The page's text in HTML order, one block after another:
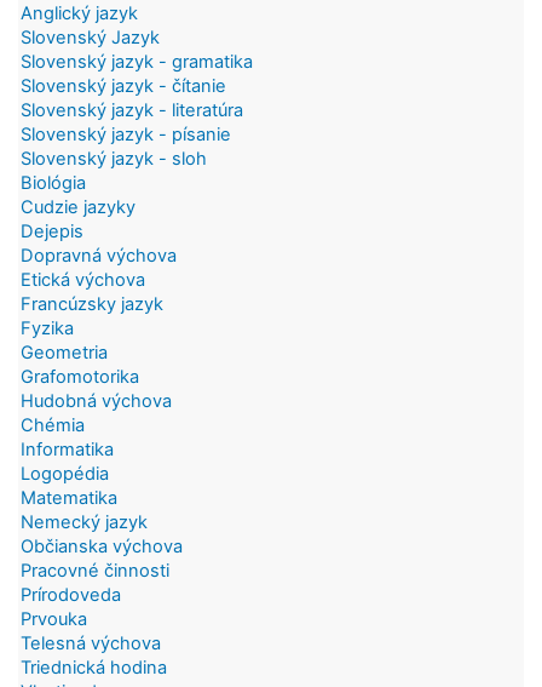
Anglický jazyk
Slovenský Jazyk
Slovenský jazyk - gramatika
Slovenský jazyk - čítanie
Slovenský jazyk - literatúra
Slovenský jazyk - písanie
Slovenský jazyk - sloh
Biológia
Cudzie jazyky
Dejepis
Dopravná výchova
Etická výchova
Francúzsky jazyk
Fyzika
Geometria
Grafomotorika
Hudobná výchova
Chémia
Informatika
Logopédia
Matematika
Nemecký jazyk
Občianska výchova
Pracovné činnosti
Prírodoveda
Prvouka
Telesná výchova
Triednická hodina